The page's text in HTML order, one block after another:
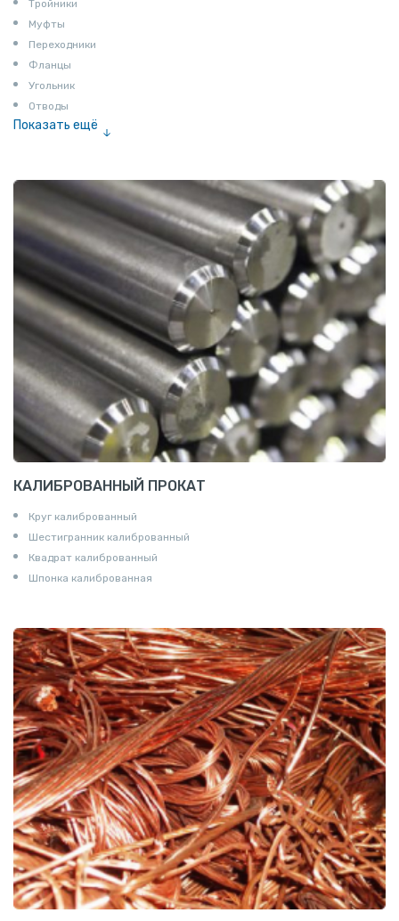
Тройники
Муфты
Переходники
Фланцы
Угольник
Отводы
Показать ещё
Соединение «американка»
Штуцеры
Сгоны
Удлинители для труб
Крестовины
Контргайки
КАЛИБРОВАННЫЙ ПРОКАТ
Круг калиброванный
Шестигранник калиброванный
Квадрат калиброванный
Шпонка калиброванная